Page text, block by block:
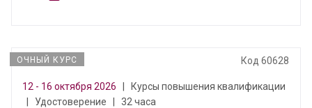
ОЧНЫЙ КУРС Код 60628
12 - 16 октября 2026
Курсы повышения квалификации
Удостоверение 32 часа